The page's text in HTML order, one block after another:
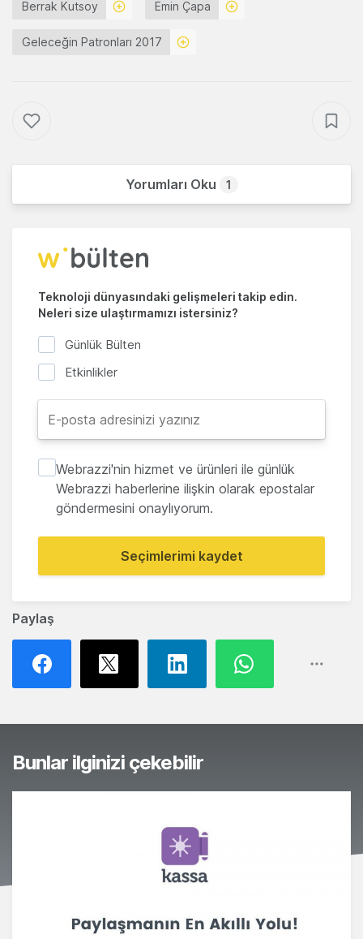
Paylaş
Berrak Kutsoy Emin Çapa
Geleceğin Patronları 2017
Yorumları Oku 1
Teknoloji dünyasındaki gelişmeleri takip edin.
Neleri size ulaştırmamızı istersiniz?
Günlük Bülten
Etkinlikler
Webrazzi'nin hizmet ve ürünleri ile günlük
Webrazzi haberlerine ilişkin olarak epostalar
göndermesini onaylıyorum.
Seçimlerimi kaydet
Bunlar ilginizi çekebilir